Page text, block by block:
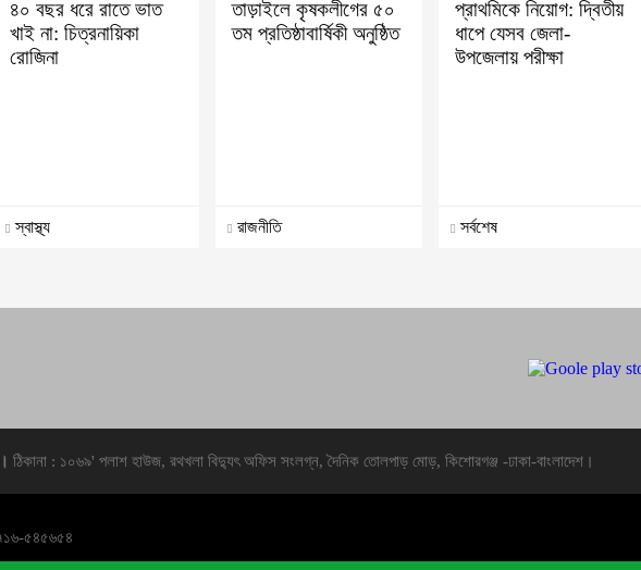
৪০ বছর ধরে রাতে ভাত
খাই না: চিত্রনায়িকা
রোজিনা
স্বাস্থ্য
তাড়াইলে কৃষকলীগের ৫০
তম প্রতিষ্ঠাবার্ষিকী অনুষ্ঠিত
রাজনীতি
প্রাথমিকে নিয়োগ: দ্বিতীয়
ধাপে যেসব জেলা-
উপজেলায় পরীক্ষা
সর্বশেষ
ঠিকানা : ১০৬৯' পলাশ হাউজ, রথখলা বিদ্যুৎ অফিস সংলগ্ন, দৈনিক তোলপাড় মোড়, কিশোরগঞ্জ -ঢাকা-বাংলাদেশ।
৫৪৫৬৫৪